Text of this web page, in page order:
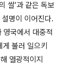
쌀’과 같은 독보
명이 이어진다.
영국에서 대중적
불러 일으키
열광적이지